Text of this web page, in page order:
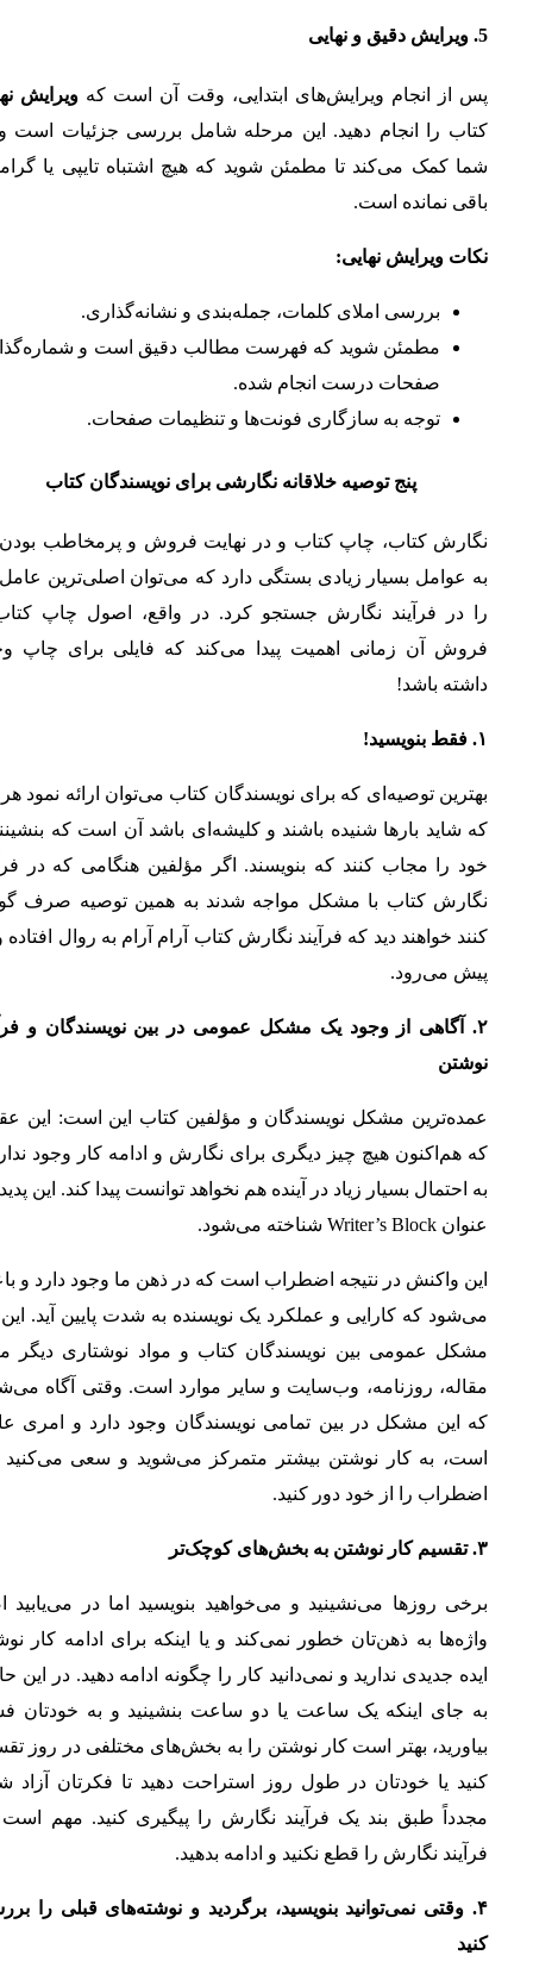
5. ویرایش دقیق و نهایی
پس از انجام ویرایش‌های ابتدایی، وقت آن است که ویرایش
کتاب را انجام دهید. این مرحله شامل بررسی جزئیات است
شما کمک می‌کند تا مطمئن شوید که هیچ اشتباه تایپی یا
باقی نمانده است.
نکات ویرایش نهایی:
بررسی املای کلمات، جمله‌بندی و نشانه‌گذاری.
مطمئن شوید که فهرست مطالب دقیق است و
صفحات درست انجام شده.
توجه به سازگاری فونت‌ها و تنظیمات صفحات.
پنج توصیه خلاقانه نگارشی برای نویسندگان کتاب
نگارش کتاب، چاپ کتاب و در نهایت فروش و پرمخاطب
به عوامل بسیار زیادی بستگی دارد که می‌توان اصلی‌ترین
را در فرآیند نگارش جستجو کرد. در واقع، اصول چاپ
فروش آن زمانی اهمیت پیدا می‌کند که فایلی برای چاپ
داشته باشد!
۱. فقط بنویسید!
بهترین توصیه‌ای که برای نویسندگان کتاب می‌توان ارائه نمود
که شاید بارها شنیده باشند و کلیشه‌ای باشد آن است که
خود را مجاب کنند که بنویسند. اگر مؤلفین هنگامی که در
نگارش کتاب با مشکل مواجه شدند به همین توصیه صرف
کنند خواهند دید که فرآیند نگارش کتاب آرام آرام به روال افتاده
پیش می‌رود.
۲. آگاهی از وجود یک مشکل عمومی در بین نویسندگان و
نوشتن
عمده‌ترین مشکل نویسندگان و مؤلفین کتاب این است: این
که هم‌اکنون هیچ چیز دیگری برای نگارش و ادامه کار وجود
به احتمال بسیار زیاد در آینده هم نخواهد توانست پیدا کند. این
عنوان Writer’s Block شناخته می‌شود.
این واکنش در نتیجه اضطراب است که در ذهن ما وجود دارد و
می‌شود که کارایی و عملکرد یک نویسنده به شدت پایین آید.
مشکل عمومی بین نویسندگان کتاب و مواد نوشتاری دیگر
مقاله، روزنامه، وب‌سایت و سایر موارد است. وقتی آگاه
که این مشکل در بین تمامی نویسندگان وجود دارد و امری
است، به کار نوشتن بیشتر متمرکز می‌شوید و سعی می‌کنید
اضطراب را از خود دور کنید.
۳. تقسیم کار نوشتن به بخش‌های کوچک‌تر
برخی روزها می‌نشینید و می‌خواهید بنویسید اما در می‌یابید
واژه‌ها به ذهن‌تان خطور نمی‌کند و یا اینکه برای ادامه کار
ایده جدیدی ندارید و نمی‌دانید کار را چگونه ادامه دهید. در این
به جای اینکه یک ساعت یا دو ساعت بنشینید و به خودتان
بیاورید، بهتر است کار نوشتن را به بخش‌های مختلفی در روز
کنید یا خودتان در طول روز استراحت دهید تا فکرتان آزاد
مجدداً طبق بند یک فرآیند نگارش را پیگیری کنید. مهم
فرآیند نگارش را قطع نکنید و ادامه بدهید.
۴. وقتی نمی‌توانید بنویسید، برگردید و نوشته‌های قبلی را
کنید